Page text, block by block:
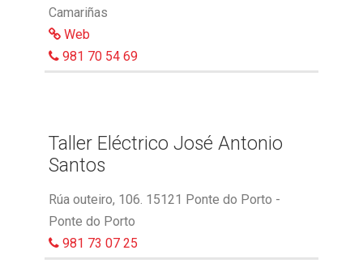
Camariñas
Web
981 70 54 69
Taller Eléctrico José Antonio
Santos
Rúa outeiro, 106. 15121 Ponte do Porto -
Ponte do Porto
981 73 07 25